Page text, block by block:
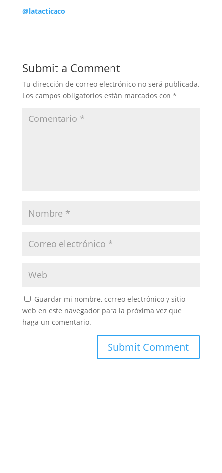
@latacticaco
Submit a Comment
Tu dirección de correo electrónico no será publicada.
Los campos obligatorios están marcados con *
Guardar mi nombre, correo electrónico y sitio
web en este navegador para la próxima vez que
haga un comentario.